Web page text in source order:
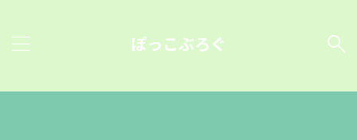
ぽっこぶろぐ